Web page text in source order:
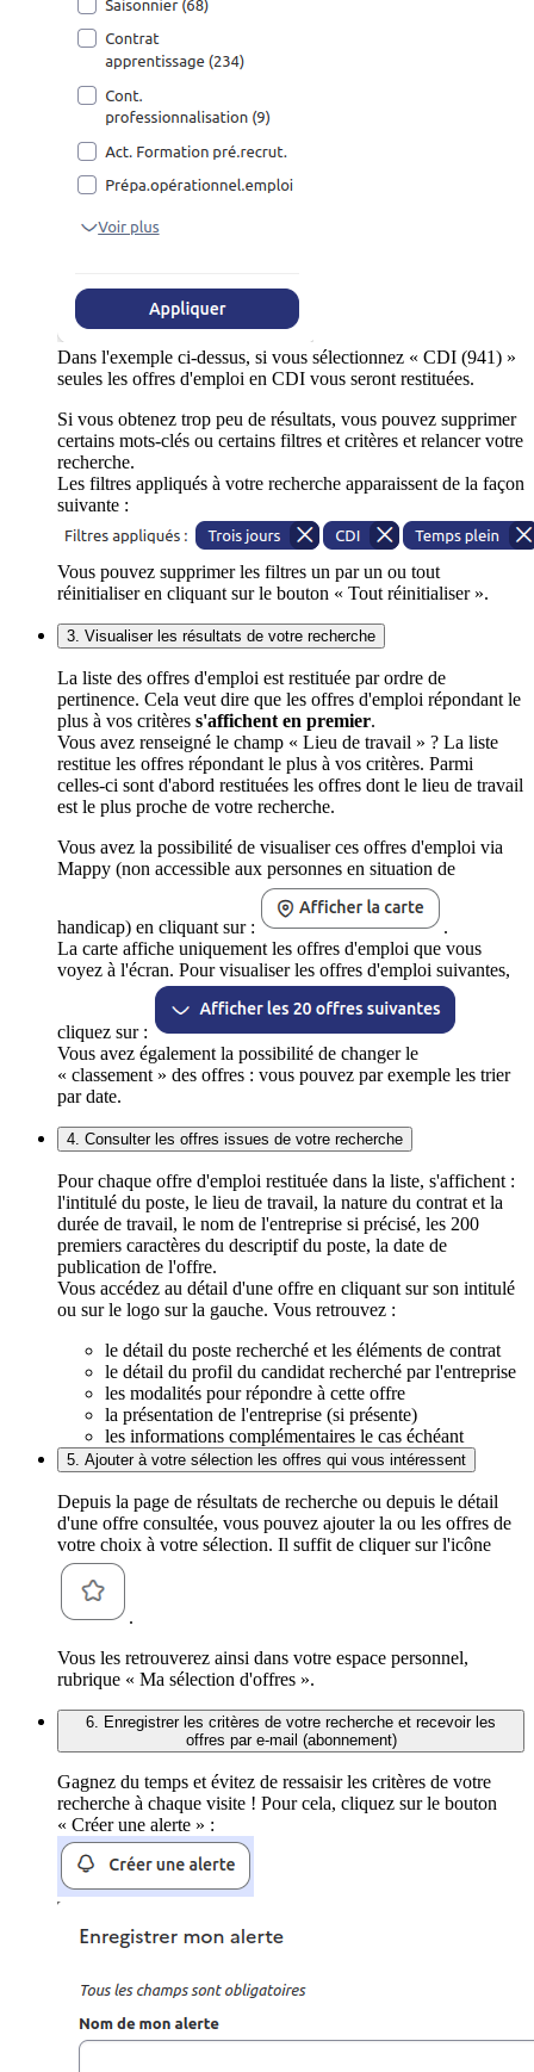
Dans l'exemple ci-dessus, si vous sélectionnez « CDI (941) »
seules les offres d'emploi en CDI vous seront restituées.
Si vous obtenez trop peu de résultats, vous pouvez supprimer
certains mots-clés ou certains filtres et critères et relancer votre
recherche.
Les filtres appliqués à votre recherche apparaissent de la façon
suivante :
Vous pouvez supprimer les filtres un par un ou tout
réinitialiser en cliquant sur le bouton « Tout réinitialiser ».
3. Visualiser les résultats de votre recherche
La liste des offres d'emploi est restituée par ordre de
pertinence. Cela veut dire que les offres d'emploi répondant le
plus à vos critères s'affichent en premier.
Vous avez renseigné le champ « Lieu de travail » ? La liste
restitue les offres répondant le plus à vos critères. Parmi
celles-ci sont d'abord restituées les offres dont le lieu de travail
est le plus proche de votre recherche.
Vous avez la possibilité de visualiser ces offres d'emploi via
Mappy (non accessible aux personnes en situation de
handicap) en cliquant sur :
.
La carte affiche uniquement les offres d'emploi que vous
voyez à l'écran. Pour visualiser les offres d'emploi suivantes,
cliquez sur :
Vous avez également la possibilité de changer le
« classement » des offres : vous pouvez par exemple les trier
par date.
4. Consulter les offres issues de votre recherche
Pour chaque offre d'emploi restituée dans la liste, s'affichent :
l'intitulé du poste, le lieu de travail, la nature du contrat et la
durée de travail, le nom de l'entreprise si précisé, les 200
premiers caractères du descriptif du poste, la date de
publication de l'offre.
Vous accédez au détail d'une offre en cliquant sur son intitulé
ou sur le logo sur la gauche. Vous retrouvez :
le détail du poste recherché et les éléments de contrat
le détail du profil du candidat recherché par l'entreprise
les modalités pour répondre à cette offre
la présentation de l'entreprise (si présente)
les informations complémentaires le cas échéant
5. Ajouter à votre sélection les offres qui vous intéressent
Depuis la page de résultats de recherche ou depuis le détail
d'une offre consultée, vous pouvez ajouter la ou les offres de
votre choix à votre sélection. Il suffit de cliquer sur l'icône
.
Vous les retrouverez ainsi dans votre espace personnel,
rubrique « Ma sélection d'offres ».
6. Enregistrer les critères de votre recherche et recevoir les
offres par e-mail (abonnement)
Gagnez du temps et évitez de ressaisir les critères de votre
recherche à chaque visite ! Pour cela, cliquez sur le bouton
« Créer une alerte » :